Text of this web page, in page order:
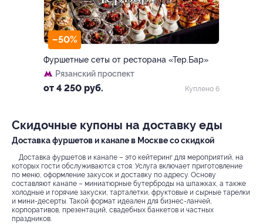
–50%
Фуршетные сеты от ресторана «Тер.Бар»
Рязанский проспект
от 4 250 руб. Куплено 6
Скидочные купоны на доставку еды
Доставка фуршетов и канапе в Москве со скидкой
Доставка фуршетов и канапе – это кейтеринг для мероприятий, на
которых гости обслуживаются стоя. Услуга включает приготовление
по меню, оформление закусок и доставку по адресу. Основу
составляют канапе – миниатюрные бутерброды на шпажках, а также
холодные и горячие закуски, тарталетки, фруктовые и сырные тарелки
и мини-десерты. Такой формат идеален для бизнес-ланчей,
корпоративов, презентаций, свадебных банкетов и частных
праздников.